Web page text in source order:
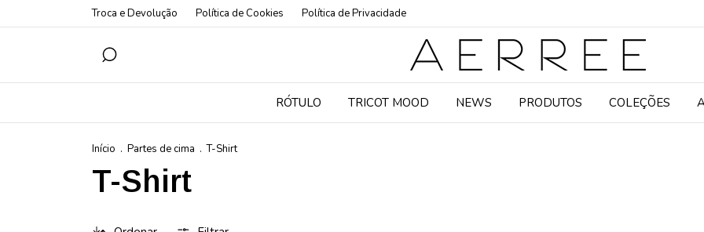
Troca e Devolução Política de Cookies Política de Privacidade
RÓTULO TRICOT MOOD NEWS PRODUTOS COLEÇÕES
Início . Partes de cima . T-Shirt
T-Shirt